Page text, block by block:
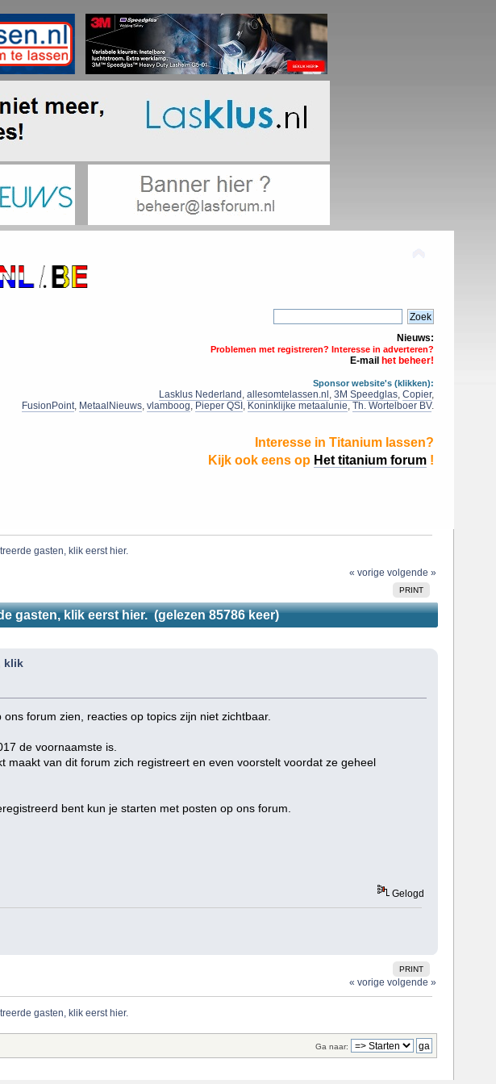
Nieuws:
Problemen met registreren? Interesse in adverteren?
E-mail het beheer!
Sponsor website's (klikken):
Lasklus Nederland , allesomtelassen.nl , 3M Speedglas, Copier,
FusionPoint, MetaalNieuws, vlamboog, Pieper QSI , Koninklijke metaalunie, Th. Wortelboer BV.
Interesse in Titanium lassen?
Kijk ook eens op Het titanium forum !
gasten, klik eerst hier.
« vorige volgende »
PRINT
gasten, klik eerst hier. (gelezen 85786 keer)
klik
forum zien, reacties op topics zijn niet zichtbaar.
de voornaamste is.
van dit forum zich registreert en even voorstelt voordat ze geheel
bent kun je starten met posten op ons forum.
Gelogd
PRINT
« vorige volgende »
gasten, klik eerst hier.
Ga naar: